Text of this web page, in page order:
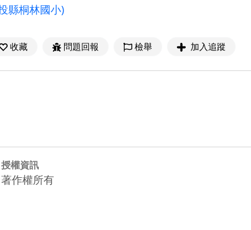
縣桐林國小)
收藏 問題回報 檢舉 加入追蹤
授權資訊
著作權所有